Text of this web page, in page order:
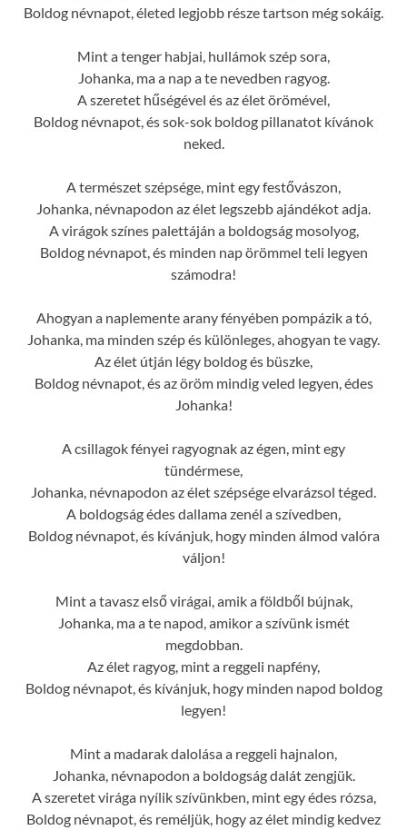
Boldog névnapot, életed legjobb része tartson még sokáig.
Mint a tenger habjai, hullámok szép sora,
Johanka, ma a nap a te nevedben ragyog.
A szeretet hűségével és az élet örömével,
Boldog névnapot, és sok-sok boldog pillanatot kívánok
neked.
A természet szépsége, mint egy festővászon,
Johanka, névnapodon az élet legszebb ajándékot adja.
A virágok színes palettáján a boldogság mosolyog,
Boldog névnapot, és minden nap örömmel teli legyen
számodra!
Ahogyan a naplemente arany fényében pompázik a tó,
Johanka, ma minden szép és különleges, ahogyan te vagy.
Az élet útján légy boldog és büszke,
Boldog névnapot, és az öröm mindig veled legyen, édes
Johanka!
A csillagok fényei ragyognak az égen, mint egy
tündérmese,
Johanka, névnapodon az élet szépsége elvarázsol téged.
A boldogság édes dallama zenél a szívedben,
Boldog névnapot, és kívánjuk, hogy minden álmod valóra
váljon!
Mint a tavasz első virágai, amik a földből bújnak,
Johanka, ma a te napod, amikor a szívünk ismét
megdobban.
Az élet ragyog, mint a reggeli napfény,
Boldog névnapot, és kívánjuk, hogy minden napod boldog
legyen!
Mint a madarak dalolása a reggeli hajnalon,
Johanka, névnapodon a boldogság dalát zengjük.
A szeretet virága nyílik szívünkben, mint egy édes rózsa,
Boldog névnapot, és reméljük, hogy az élet mindig kedvez